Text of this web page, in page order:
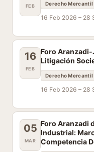
FEB Derecho Mercantil
16 Feb 2026 – 28
16
FEB
Foro Aranzadi-
Litigación
Derecho Mercantil
16 Feb 2026 – 28
05
MAR
Foro Aranzadi
Industrial:
Competencia